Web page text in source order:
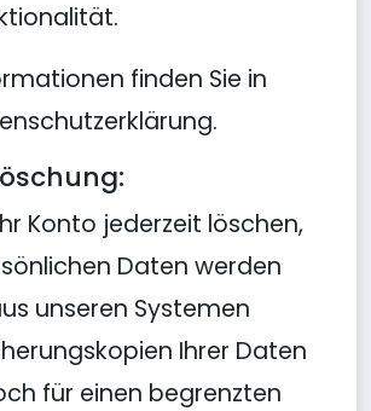
finden Sie in
Konto jederzeit löschen,
Daten werden
unseren Systemen
Ihrer Daten
für einen begrenzten